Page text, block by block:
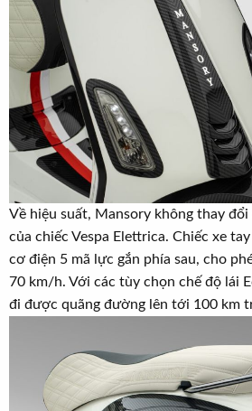
Về hiệu suất, Mansory không thay
của chiếc Vespa Elettrica. Chiếc xe
cơ điện 5 mã lực gắn phía sau, cho
70 km/h. Với các tùy chọn chế độ lái
đi được quãng đường lên tới 100 km